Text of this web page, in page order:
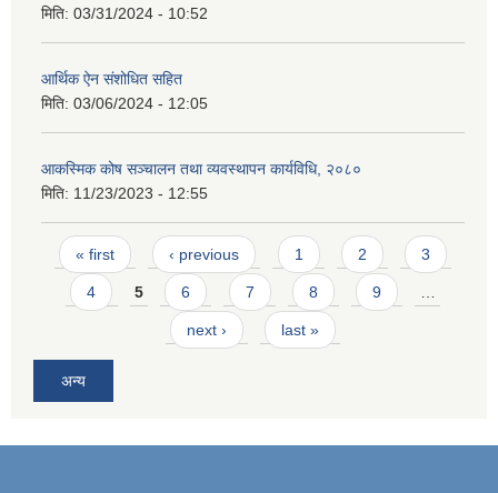
मिति: 03/31/2024 - 10:52
आर्थिक ऐन संशोधित सहित
मिति: 03/06/2024 - 12:05
आकस्मिक कोष सञ्चालन तथा व्यवस्थापन कार्यविधि, २०८०
मिति: 11/23/2023 - 12:55
Pages
« first ‹ previous 1 2 3
4 5 6 7 8 9
next › last »
अन्य